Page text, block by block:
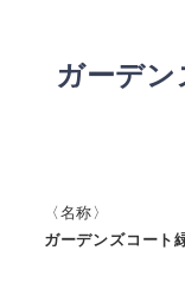
ガーデ
〈名称〉
ガーデンズコート